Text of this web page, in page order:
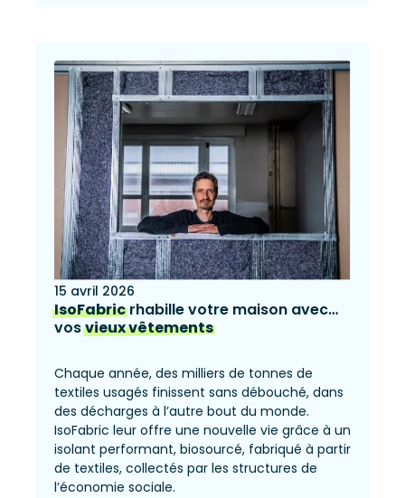
15 avril 2026
IsoFabricrhabille votre maison avec…
vosvieux vêtements
Chaque année, des milliers de tonnes de
textiles usagés finissent sans débouché, dans
des décharges à l’autre bout du monde.
IsoFabric leur offre une nouvelle vie grâce à un
isolant performant, biosourcé, fabriqué à partir
de textiles, collectés par les structures de
l’économie sociale.